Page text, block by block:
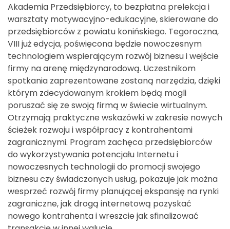
Akademia Przedsiębiorcy, to bezpłatna prelekcja i
warsztaty motywacyjno-edukacyjne, skierowane do
przedsiębiorców z powiatu konińskiego. Tegoroczna,
VIII już edycja, poświęcona będzie nowoczesnym
technologiem wspierającym rozwój biznesu i wejście
firmy na arenę międzynarodową. Uczestnikom
spotkania zaprezentowane zostaną narzędzia, dzięki
którym zdecydowanym krokiem będą mogli
poruszać się ze swoją firmą w świecie wirtualnym.
Otrzymają praktyczne wskazówki w zakresie nowych
ścieżek rozwoju i współpracy z kontrahentami
zagranicznymi. Program zachęca przedsiębiorców
do wykorzystywania potencjału Internetu i
nowoczesnych technologii do promocji swojego
biznesu czy świadczonych usług, pokazuje jak można
wesprzeć rozwój firmy planującej ekspansję na rynki
zagraniczne, jak drogą internetową pozyskać
nowego kontrahenta i wreszcie jak sfinalizować